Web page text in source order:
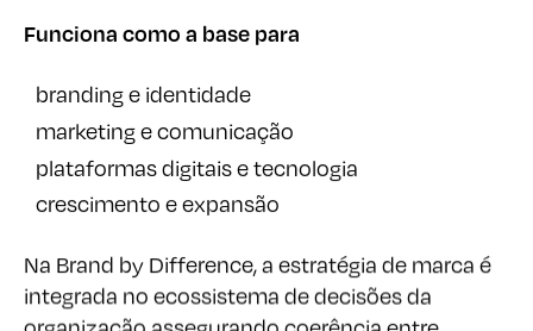
branding e identidade
plataformas digitais e tecnologia
crescimento e expansão
Na Brand by Difference, a estratégia de marca é
organização assegurando coerência entre
intenção e execução.